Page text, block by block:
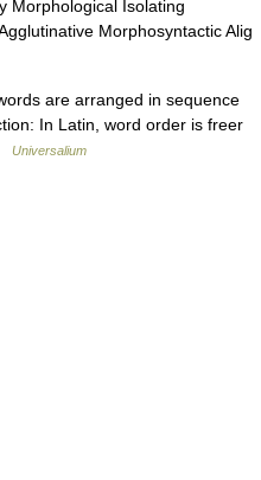
Isolating
Morphosyntactic Alig
are arranged in sequence
In Latin, word order is freer
Universalium